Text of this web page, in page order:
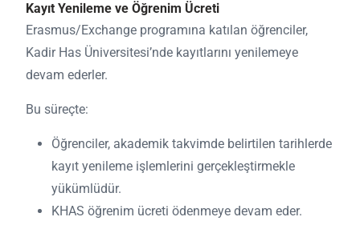
Kayıt Yenileme ve Öğrenim Ücreti
Erasmus/Exchange programına katılan öğrenciler,
Kadir Has Üniversitesi’nde kayıtlarını yenilemeye
devam ederler.
Bu süreçte:
Öğrenciler, akademik takvimde belirtilen tarihlerde
kayıt yenileme işlemlerini gerçekleştirmekle
yükümlüdür.
KHAS öğrenim ücreti ödenmeye devam eder.